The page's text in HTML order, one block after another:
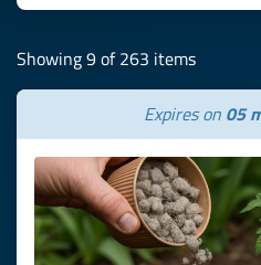
Showing 9 of 263 items
Expires on 05